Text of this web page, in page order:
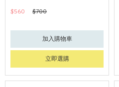
$560 $700
加入購物車
立即選購